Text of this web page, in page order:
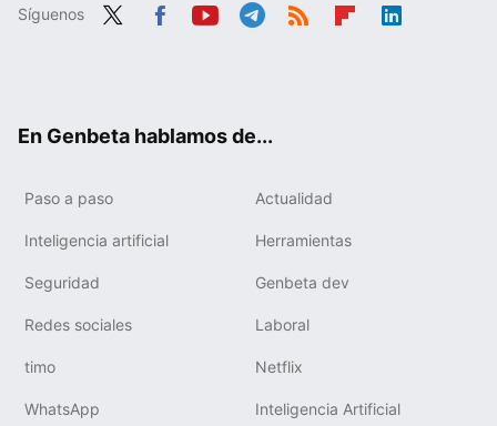
Síguenos
En Genbeta hablamos de...
Paso a paso Actualidad
Inteligencia artificial Herramientas
Seguridad Genbeta dev
Redes sociales Laboral
timo Netflix
WhatsApp Inteligencia Artificial